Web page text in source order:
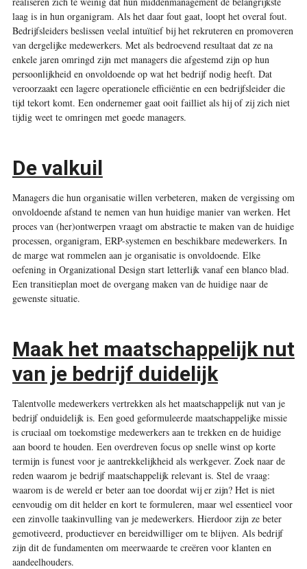
laag is in hun organigram. Als het daar fout gaat, loopt het overal fout.
Bedrijfsleiders beslissen veelal intuïtief bij het rekruteren en promoveren
van dergelijke medewerkers. Met als bedroevend resultaat dat ze na
enkele jaren omringd zijn met managers die afgestemd zijn op hun
persoonlijkheid en onvoldoende op wat het bedrijf nodig heeft. Dat
veroorzaakt een lagere operationele efficiëntie en een bedrijfsleider die
tijd tekort komt. Een ondernemer gaat ooit failliet als hij of zij zich niet
tijdig weet te omringen met goede managers.
De valkuil
Managers die hun organisatie willen verbeteren, maken de vergissing om
onvoldoende afstand te nemen van hun huidige manier van werken. Het
proces van (her)ontwerpen vraagt om abstractie te maken van de huidige
processen, organigram, ERP-systemen en beschikbare medewerkers. In
de marge wat rommelen aan je organisatie is onvoldoende. Elke
oefening in Organizational Design start letterlijk vanaf een blanco blad.
Een transitieplan moet de overgang maken van de huidige naar de
gewenste situatie.
Maak het maatschappelijk nut
van je bedrijf duidelijk
Talentvolle medewerkers vertrekken als het maatschappelijk nut van je
bedrijf onduidelijk is. Een goed geformuleerde maatschappelijke missie
is cruciaal om toekomstige medewerkers aan te trekken en de huidige
aan boord te houden. Een overdreven focus op snelle winst op korte
termijn is funest voor je aantrekkelijkheid als werkgever. Zoek naar de
reden waarom je bedrijf maatschappelijk relevant is. Stel de vraag:
waarom is de wereld er beter aan toe doordat wij er zijn? Het is niet
eenvoudig om dit helder en kort te formuleren, maar wel essentieel voor
een zinvolle taakinvulling van je medewerkers. Hierdoor zijn ze beter
gemotiveerd, productiever en bereidwilliger om te blijven. Als bedrijf
zijn dit de fundamenten om meerwaarde te creëren voor klanten en
aandeelhouders.